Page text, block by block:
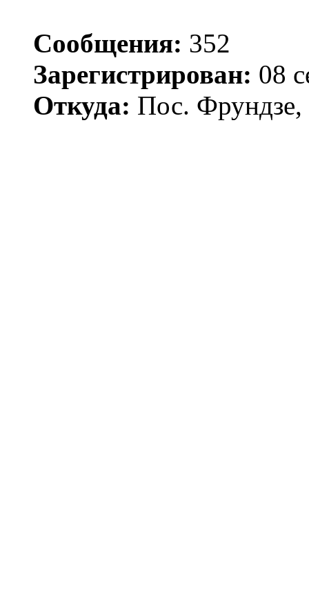
Сообщения: 352
Зарегистрирован: 08
Откуда: Пос. Фрундзе,